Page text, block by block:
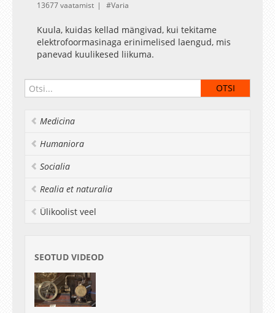
13677 vaatamist
Varia
Kuula, kuidas kellad mängivad, kui tekitame
elektrofoormasinaga erinimelised laengud, mis
panevad kuulikesed liikuma.
Medicina
Humaniora
Socialia
Realia et naturalia
Ülikoolist veel
SEOTUD VIDEOD